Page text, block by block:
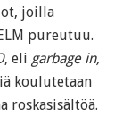
joilla
pureutuu.
, eli garbage in,
koulutetaan
roskasisältöä.